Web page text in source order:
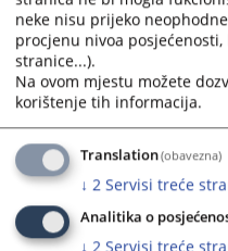
interact
with
the
calendar
and
select
a
date.
Press
the
question
Navigate
forward
to
interact
with
the
calendar
select
a
Sortiraj po
Одабери...
Napredne stavke
neke nisu prijeko
procjenu nivoa
stranice...).
Na ovom mjestu možete
korištenje tih informacija.
Translation(obavezna)
↓ 2 Servisi treće
Analitika o
↓ 2 Servisi treće